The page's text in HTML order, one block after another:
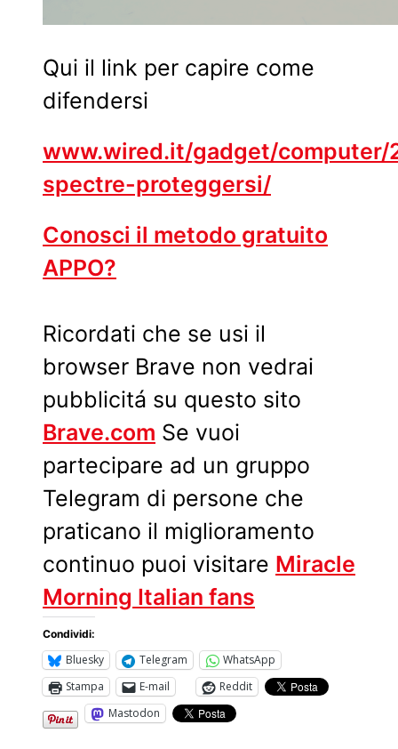
Qui il link per capire come
difendersi
www.wired.it/gadget/
spectre-proteggersi/
Conosci il metodo gratuito
APPO?
Ricordati che se usi il
browser Brave non vedrai
pubblicitá su questo sito
Brave.com Se vuoi
partecipare ad un gruppo
Telegram di persone che
praticano il miglioramento
continuo puoi visitare Miracle
Morning Italian fans
Condividi:
Bluesky Telegram
WhatsApp
Stampa
E-mail
Reddit
Mastodon